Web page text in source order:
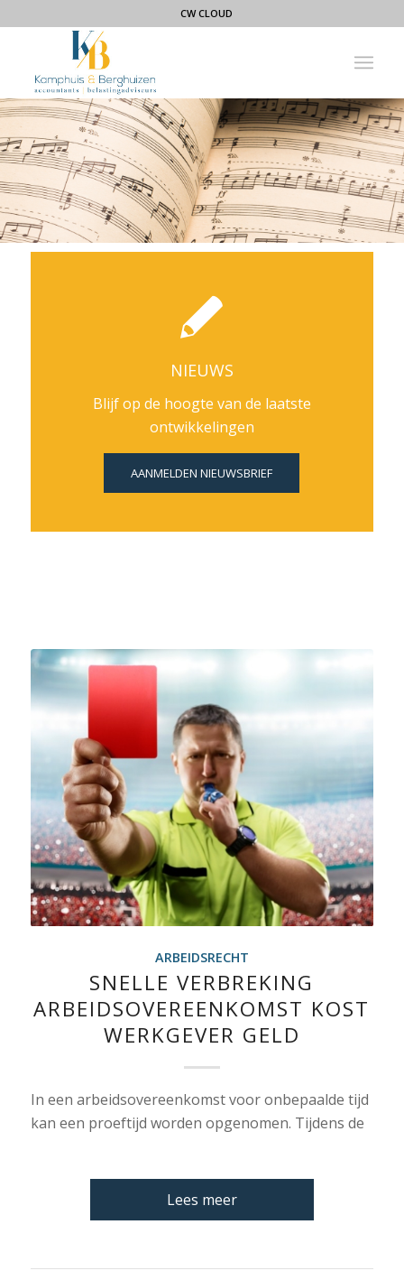
CW CLOUD
NIEUWS
Blijf op de hoogte van de laatste
ontwikkelingen
AANMELDEN NIEUWSBRIEF
ARBEIDSRECHT
SNELLE VERBREKING
ARBEIDSOVEREENKOMST KOST
WERKGEVER GELD
In een arbeidsovereenkomst voor onbepaalde tijd
kan een proeftijd worden opgenomen. Tijdens de
Lees meer